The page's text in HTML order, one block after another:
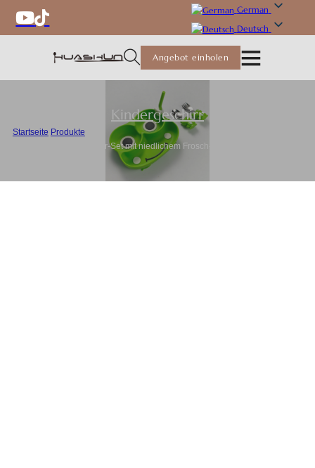
German
Deutsch
Angebot einholen
Kindergeschirr
Startseite Produkte
Individuelles Kinderteller-Set mit niedlichem Frosch-Design